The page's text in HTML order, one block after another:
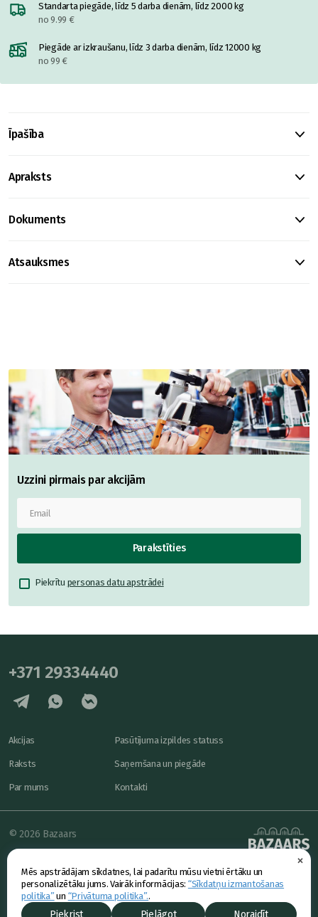
×
Mēs apstrādājam sīkdatnes, lai padarītu mūsu vietni ērtāku un
personalizētāku jums. Vairāk informācijas: “Sīkdatņu izmantošanas
politika” un “Privātuma politika”..
Piekrist Pielāgot Noraidīt
Standarta piegāde, līdz 5 darba dienām, līdz 2000 kg
no 9.99 €
Piegāde ar izkraušanu, līdz 3 darba dienām, līdz 12000 kg
no 99 €
Īpašība
Apraksts
Dokuments
Atsauksmes
Uzzini pirmais par akcijām
Parakstīties
Piekrītu personas datu apstrādei
+371 29334440
Akcijas
Raksts
Par mums
Pasūtījuma izpildes statuss
Saņemšana un piegāde
Kontakti
powered by
© 2026 Bazaars
Konfidencialitāte
Piedāvājums